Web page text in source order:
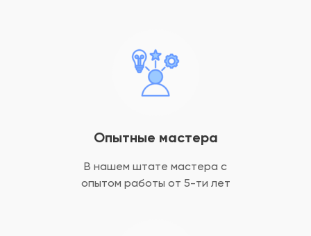
Опытные мастера
В нашем штате мастера с
опытом работы от 5-ти лет